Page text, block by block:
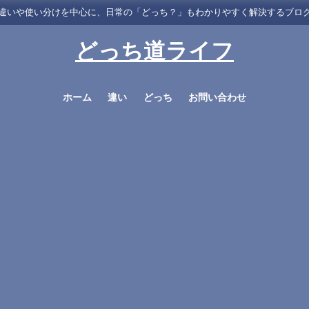
いや使い分けを中心に、日常の「どっち？」もわかりやすく解決するブロ
どっち道ライフ
ホーム 違い どっち お問い合わせ